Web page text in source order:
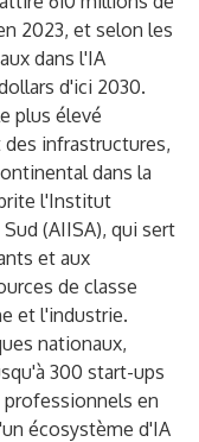
2023, et selon les
dans l'IA
d'ici 2030.
plus élevé
infrastructures,
dans la
l'Institut
(AIISA), qui sert
et aux
de classe
et l'industrie.
nationaux,
300 start-ups
en
écosystème d'IA